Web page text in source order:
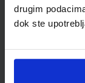
drugim
dok ste